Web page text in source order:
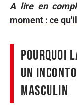
A lire en
moment : ce
Pourquoi
un
masculin